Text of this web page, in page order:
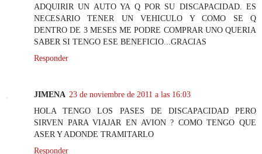
ADQUIRIR UN AUTO YA Q POR SU DISCAPACIDAD. ES
NECESARIO TENER UN VEHICULO Y COMO SE Q
DENTRO DE 3 MESES ME PODRE COMPRAR UNO QUERIA
SABER SI TENGO ESE BENEFICIO...GRACIAS
Responder
JIMENA 23 de noviembre de 2011 a las 16:03
HOLA TENGO LOS PASES DE DISCAPACIDAD PERO
SIRVEN PARA VIAJAR EN AVION ? COMO TENGO QUE
ASER Y ADONDE TRAMITARLO
Responder